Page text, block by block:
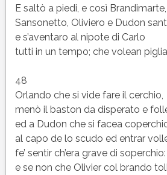
E saltò a piedi, e così Brandimarte,
Sansonetto, Oliviero e Dudon
e s’aventaro al nipote di Carlo
tutti in un tempo; che volean
48
Orlando che si vide fare il cerchio,
menò il baston da disperato e
ed a Dudon che si facea
al capo de lo scudo ed entrar
fe’ sentir ch’era grave di soperchio:
e se non che Olivier col brando